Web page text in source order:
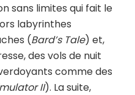
sans limites qui fait le
labyrinthes
(Bard’s Tale) et,
des vols de nuit
comme des
II). La suite,